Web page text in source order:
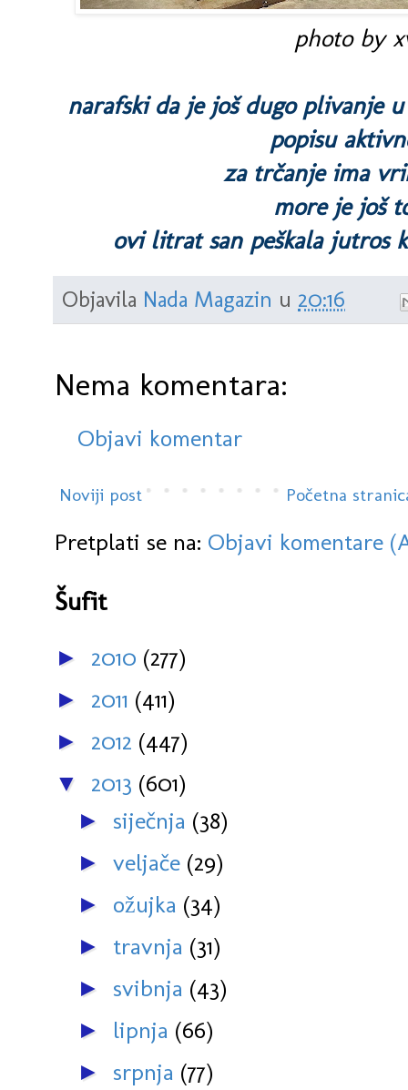
photo by
narafski da je još dugo plivanje
popisu
za trčanje ima
more je još
ovi litrat san peškala jutros
Objavila Nada Magazin u 20:16
Nema komentara:
Objavi komentar
Noviji post Početna
Pretplati se na: Objavi komentare
Šufit
► 2010 (277)
► 2011 (411)
► 2012 (447)
▼ 2013 (601)
► siječnja (38)
► veljače (29)
► ožujka (34)
► travnja (31)
► svibnja (43)
► lipnja (66)
► srpnja (77)